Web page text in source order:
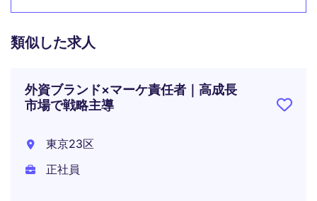
類似した求人
外資ブランド×マーケ責任者｜高成長
市場で戦略主導
東京23区
正社員